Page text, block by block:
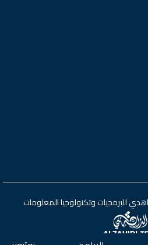
للبرمجيات وتكنولوجيا المعلومات